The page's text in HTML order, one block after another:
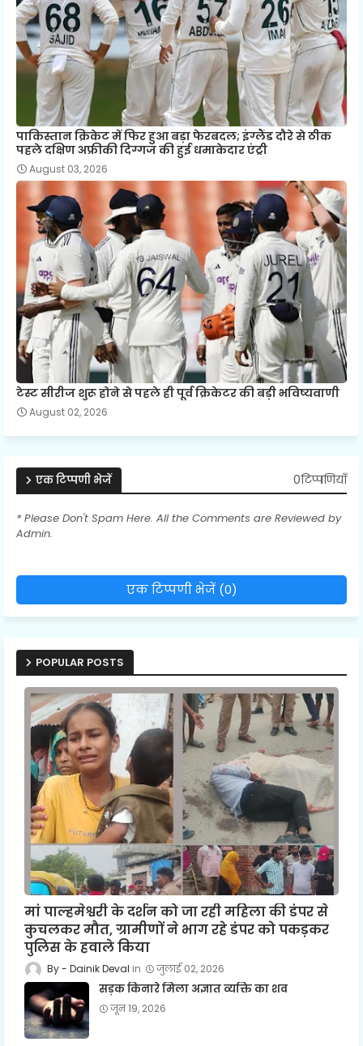
पाकिस्तान क्रिकेट में फिर हुआ बड़ा फेरबदल; इंग्लैंड दौरे से ठीक
पहले दक्षिण अफ्रीकी दिग्गज की हुई धमाकेदार एंट्री
August 03, 2026
टेस्ट सीरीज शुरू होने से पहले ही पूर्व क्रिकेटर की बड़ी भविष्यवाणी
August 02, 2026
एक टिप्पणी भेजें 0टिप्पणियाँ
* Please Don't Spam Here. All the Comments are Reviewed by
Admin.
एक टिप्पणी भेजें (0)
POPULAR POSTS
मां पाल्हमेश्वरी के दर्शन को जा रही महिला की डंपर से
कुचलकर मौत, ग्रामीणों ने भाग रहे डंपर को पकड़कर
पुलिस के हवाले किया
Dainik Deval जुलाई 02, 2026
सड़क किनारे मिला अज्ञात व्यक्ति का शव
जून 19, 2026